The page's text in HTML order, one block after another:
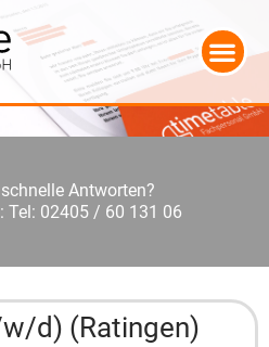
Antworten?
Tel: 02405 / 60 131 06
d) (Ratingen)